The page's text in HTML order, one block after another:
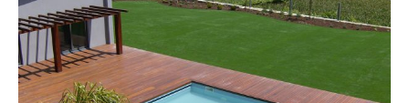
Qual é o pavimento por baixo da relva?